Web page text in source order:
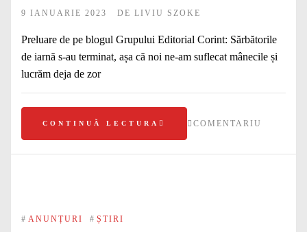
9 IANUARIE 2023 DE LIVIU SZOKE
Preluare de pe blogul Grupului Editorial Corint: Sărbătorile
de iarnă s-au terminat, așa că noi ne-am suflecat mânecile și
lucrăm deja de zor
CONTINUĂ LECTURA COMENTARIU
# ANUNȚURI # ȘTIRI